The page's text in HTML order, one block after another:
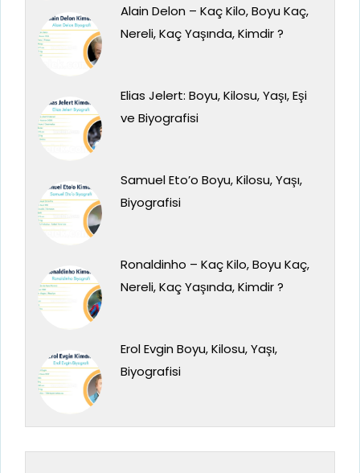
Alain Delon – Kaç Kilo, Boyu Kaç,
Nereli, Kaç Yaşında, Kimdir ?
Elias Jelert: Boyu, Kilosu, Yaşı, Eşi
ve Biyografisi
Samuel Eto’o Boyu, Kilosu, Yaşı,
Biyografisi
Ronaldinho – Kaç Kilo, Boyu Kaç,
Nereli, Kaç Yaşında, Kimdir ?
Erol Evgin Boyu, Kilosu, Yaşı,
Biyografisi